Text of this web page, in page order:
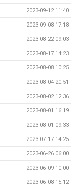
2023-09-12 11:40
2023-09-08 17:18
2023-08-22 09:03
2023-08-17 14:23
2023-08-08 10:25
2023-08-04 20:51
2023-08-02 12:36
2023-08-01 16:19
2023-08-01 09:33
2023-07-17 14:25
2023-06-26 06:00
2023-06-09 10:00
2023-06-08 15:12